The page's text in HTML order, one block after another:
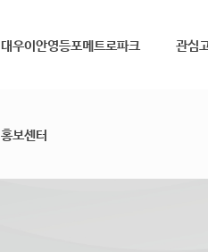
대우이안영등포메트로파크 관심
홍보센터